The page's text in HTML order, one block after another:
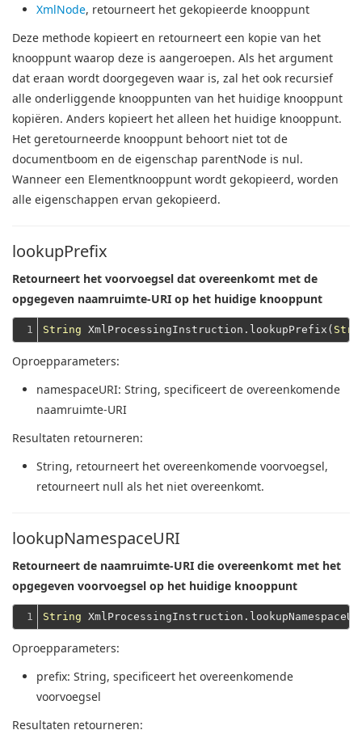
XmlNode, retourneert het gekopieerde knooppunt
Deze methode kopieert en retourneert een kopie van het
knooppunt waarop deze is aangeroepen. Als het argument
dat eraan wordt doorgegeven waar is, zal het ook recursief
alle onderliggende knooppunten van het huidige knooppunt
kopiëren. Anders kopieert het alleen het huidige knooppunt.
Het geretourneerde knooppunt behoort niet tot de
documentboom en de eigenschap parentNode is nul.
Wanneer een Elementknooppunt wordt gekopieerd, worden
alle eigenschappen ervan gekopieerd.
lookupPrefix
Retourneert het voorvoegsel dat overeenkomt met de
opgegeven naamruimte-URI op het huidige knooppunt
1 String XmlProcessingInstruction.lookupPrefix(
Oproepparameters:
namespaceURI: String, specificeert de overeenkomende
naamruimte-URI
Resultaten retourneren:
String, retourneert het overeenkomende voorvoegsel,
retourneert null als het niet overeenkomt.
lookupNamespaceURI
Retourneert de naamruimte-URI die overeenkomt met het
opgegeven voorvoegsel op het huidige knooppunt
1 String
Oproepparameters:
prefix: String, specificeert het overeenkomende
voorvoegsel
Resultaten retourneren: